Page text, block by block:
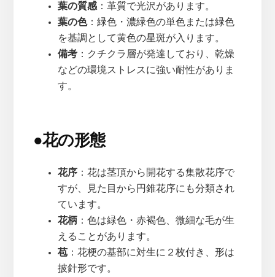
葉の質感：革質で光沢があります。
葉の色：緑色・濃緑色の単色または緑色
を基調として黄色の星斑が入ります。
備考：クチクラ層が発達しており、乾燥
などの環境ストレスに強い耐性がありま
す。
●花の形態
花序：花は茎頂から開花する集散花序で
すが、見た目から円錐花序にも分類され
ています。
花柄 ：色は緑色・赤褐色、微細な毛が生
えることがあります。
苞：花梗の基部に対生に２枚付き、形は
披針形です。